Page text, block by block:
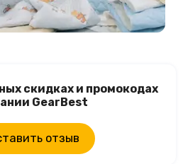
скидках и промокодах
GearBest
отзыв